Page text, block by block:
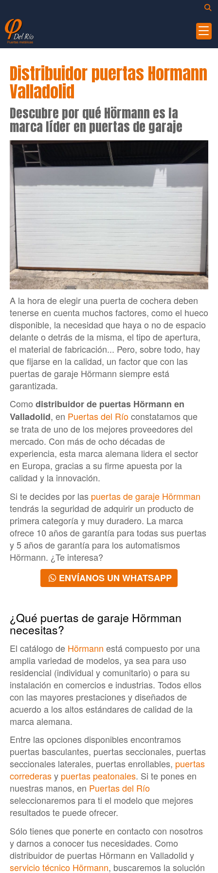
Distribuidor puertas Hormann
Valladolid
Descubre por qué Hörmann es la
marca líder en puertas de garaje
A la hora de elegir una puerta de cochera deben
tenerse en cuenta muchos factores, como el hueco
disponible, la necesidad que haya o no de espacio
delante o detrás de la misma, el tipo de apertura,
el material de fabricación... Pero, sobre todo, hay
que fijarse en la calidad, un factor que con las
puertas de garaje Hörmann siempre está
garantizada.
Como distribuidor de puertas Hörmann en
Valladolid, en Puertas del Ríoconstatamos que
se trata de uno de los mejores proveedores del
mercado. Con más de ocho décadas de
experiencia, esta marca alemana lidera el sector
en Europa, gracias a su firme apuesta por la
calidad y la innovación.
Si te decides por las puertas de garaje Hörmman
tendrás la seguridad de adquirir un producto de
primera categoría y muy duradero. La marca
ofrece 10 años de garantía para todas sus puertas
y 5 años de garantía para los automatismos
Hörmann. ¿Te interesa?
ENVÍANOS UN WHATSAPP
¿Qué puertas de garaje Hörmman
necesitas?
El catálogo de Hörmann está compuesto por una
amplia variedad de modelos, ya sea para uso
residencial (individual y comunitario) o para su
instalación en comercios e industrias. Todos ellos
con las mayores prestaciones y diseñados de
acuerdo a los altos estándares de calidad de la
marca alemana.
Entre las opciones disponibles encontramos
puertas basculantes, puertas seccionales, puertas
seccionales laterales, puertas enrollables, puertas
correderasy puertas peatonales. Si te pones en
nuestras manos, en Puertas del Río
seleccionaremos para ti el modelo que mejores
resultados te puede ofrecer.
Sólo tienes que ponerte en contacto con nosotros
y darnos a conocer tus necesidades. Como
distribuidor de puertas Hörmann en Valladolid y
servicio técnico Hörmann, buscaremos la solución